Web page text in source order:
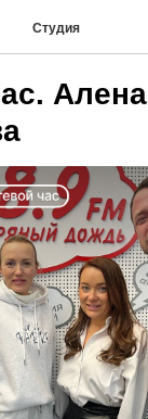
Студия
Алена